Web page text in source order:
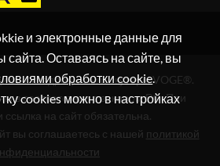
квадроциклы и скутеры VOGE®.
в соответствии с законом РФ. При
на сайт обязательна.
вы соглашаетесь с нашей политикой
и электронные данные для
Оставаясь на сайте, вы
обработки cookie.
cookies можно в настройках